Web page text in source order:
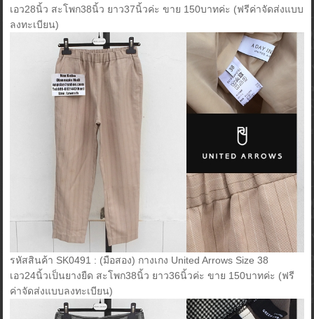
เอว28นิ้ว สะโพก38นิ้ว ยาว37นิ้วค่ะ ขาย 150บาทค่ะ (ฟรีค่าจัดส่งแบบ
ลงทะเบียน)
รหัสสินค้า SK0491 : (มือสอง) กางเกง United Arrows Size 38
เอว24นิ้วเป็นยางยืด สะโพก38นิ้ว ยาว36นิ้วค่ะ ขาย 150บาทค่ะ (ฟรี
ค่าจัดส่งแบบลงทะเบียน)